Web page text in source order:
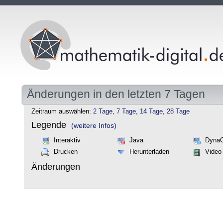
Änderungen in den letzten 7 Tagen
Zeitraum auswählen: 2 Tage, 7 Tage, 14 Tage, 28 Tage
Legende (weitere Infos)
Interaktiv Java
Drucken
Herunterladen Video
Änderungen